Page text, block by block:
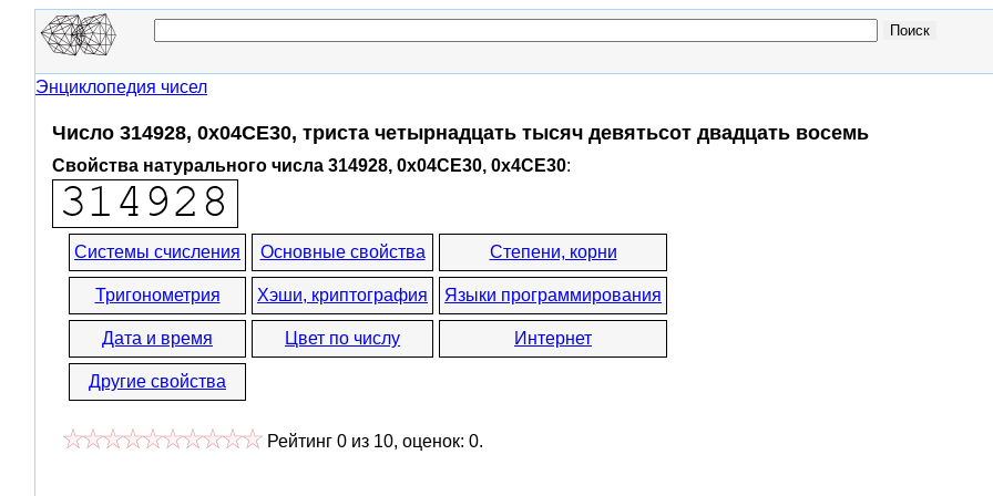
Энциклопедия чисел
Число 314928, 0x04CE30, триста четырнадцать тысяч девятьсот двадцать восемь
Свойства натурального числа 314928, 0x04CE30, 0x4CE30:
Системы счисления Основные свойства Степени, корни
Тригонометрия Хэши, криптография Языки программирования
Дата и время Цвет по числу Интернет
Другие свойства
Рейтинг 0 из 10, оценок: 0.